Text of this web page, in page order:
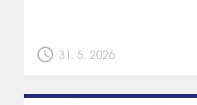
schedule 31. 5. 2026